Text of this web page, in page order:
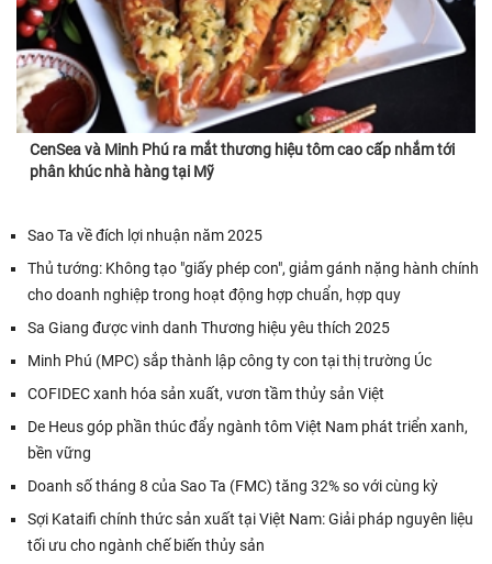
CenSea và Minh Phú ra mắt thương hiệu tôm cao cấp nhắm tới
phân khúc nhà hàng tại Mỹ
Sao Ta về đích lợi nhuận năm 2025
Thủ tướng: Không tạo "giấy phép con", giảm gánh nặng hành chính
cho doanh nghiệp trong hoạt động hợp chuẩn, hợp quy
Sa Giang được vinh danh Thương hiệu yêu thích 2025
Minh Phú (MPC) sắp thành lập công ty con tại thị trường Úc
COFIDEC xanh hóa sản xuất, vươn tầm thủy sản Việt
De Heus góp phần thúc đẩy ngành tôm Việt Nam phát triển xanh,
bền vững
Doanh số tháng 8 của Sao Ta (FMC) tăng 32% so với cùng kỳ
Sợi Kataifi chính thức sản xuất tại Việt Nam: Giải pháp nguyên liệu
tối ưu cho ngành chế biến thủy sản